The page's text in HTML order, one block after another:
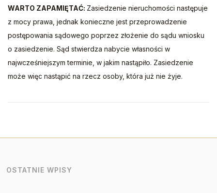
WARTO ZAPAMIĘTAĆ: Zasiedzenie nieruchomości następuje
z mocy prawa, jednak konieczne jest przeprowadzenie
postępowania sądowego poprzez złożenie do sądu wniosku
o zasiedzenie. Sąd stwierdza nabycie własności w
najwcześniejszym terminie, w jakim nastąpiło. Zasiedzenie
może więc nastąpić na rzecz osoby, która już nie żyje.
OSTATNIE WPISY